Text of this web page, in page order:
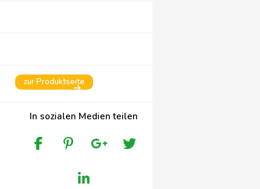
zur Produktseite
In sozialen Medien teilen